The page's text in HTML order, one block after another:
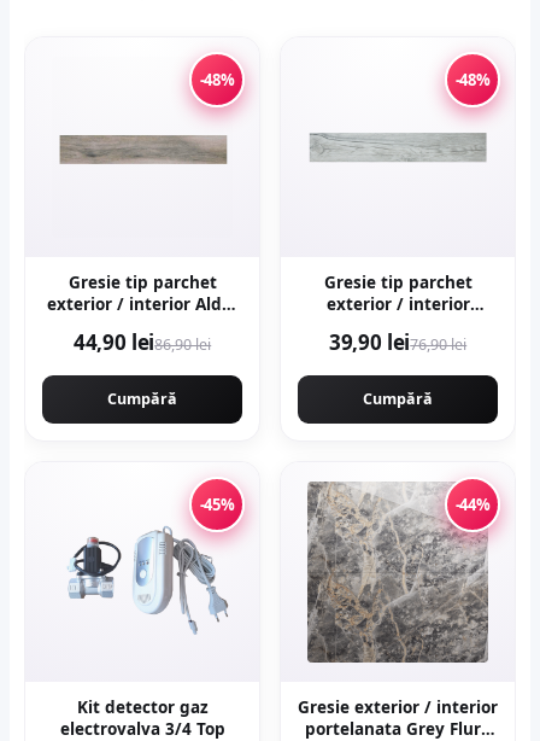
-48%
Gresie tip parchet
exterior / interior Alder
portelanata
44,90 lei86,90 lei
Cumpără
-48%
Gresie tip parchet
exterior / interior
mata portelanata
39,90 lei76,90 lei
Cumpără
-45%
Kit detector gaz
electrovalva 3/4 Top
-44%
Gresie exterior / interior
portelanata Grey Flury